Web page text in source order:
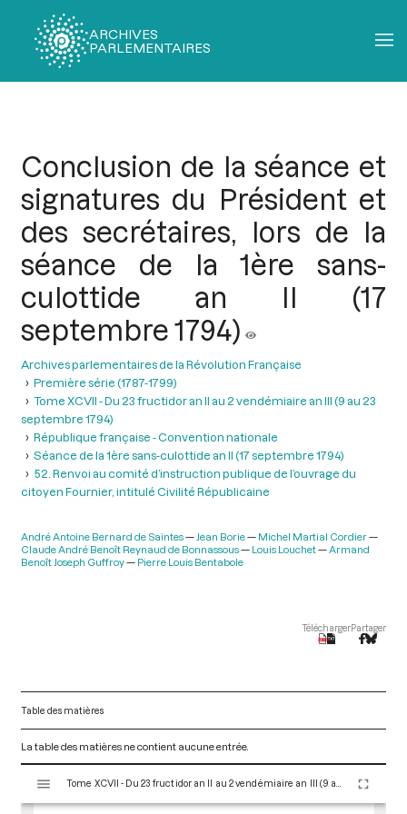
ARCHIVES
PARLEMENTAIRES
Conclusion de la séance et
signatures du Président et
des secrétaires, lors de la
séance de la 1ère sans-
culottide an II (17
septembre 1794)
Archives parlementaires de la Révolution Française
Première série (1787-1799)
Tome XCVII - Du 23 fructidor an II au 2 vendémiaire an III (9 au 23
septembre 1794)
République française - Convention nationale
Séance de la 1ère sans-culottide an II (17 septembre 1794)
52. Renvoi au comité d’instruction publique de l’ouvrage du
citoyen Fournier, intitulé Civilité Républicaine
André Antoine Bernard de Saintes Jean Borie
Michel Martial Cordier
Claude André Benoît Reynaud de Bonnassous
Louis Louchet
Armand
Benoît Joseph Guffroy
Pierre Louis Bentabole
TéléchargerPartager
Table des matières
La table des matières ne contient aucune entrée.
s